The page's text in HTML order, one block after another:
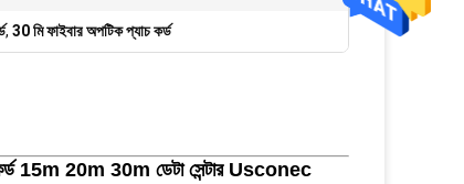
, 30 মি ফাইবার অপটিক প্যাচ কর্ড
15m 20m 30m ডেটা সেন্টার Usconec